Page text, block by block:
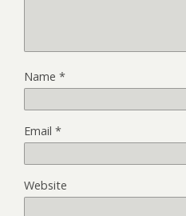
Name *
Email *
Website